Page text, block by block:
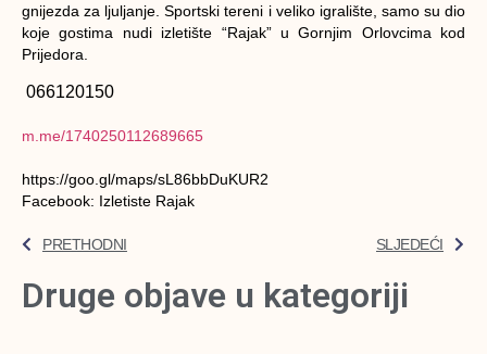
gnijezda za ljuljanje. Sportski tereni i veliko igralište, samo su dio
koje gostima nudi izletište “Rajak” u Gornjim Orlovcima kod
Prijedora.
066120150
m.me/1740250112689665
https://goo.gl/maps/sL86bbDuKUR2
Facebook: Izletiste Rajak
PRETHODNI SLJEDEĆI
Druge objave u kategoriji